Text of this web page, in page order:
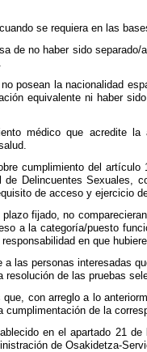
se requiera en las
de no haber sido
no posean la nacionalidad
equivalente ni haber
médico que acredite
cumplimiento del
de Delincuentes Sexuales,
de acceso y ejercicio
fijado, no
a la categoría/puesto
en que
a las personas interesadas
de las pruebas
con arreglo a lo
de la
en el apartado 21
de Osakidetza-